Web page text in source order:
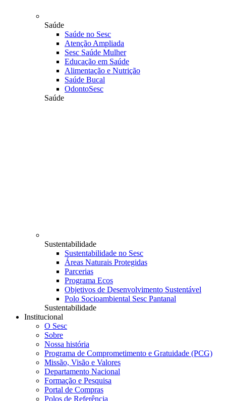
Saúde
Saúde no Sesc
Atenção Ampliada
Sesc Saúde Mulher
Educação em Saúde
Alimentação e Nutrição
Saúde Bucal
OdontoSesc
Saúde
Sustentabilidade
Sustentabilidade no Sesc
Áreas Naturais Protegidas
Parcerias
Programa Ecos
Objetivos de Desenvolvimento Sustentável
Polo Socioambiental Sesc Pantanal
Sustentabilidade
Institucional
O Sesc
Sobre
Nossa história
Programa de Comprometimento e Gratuidade (PCG)
Missão, Visão e Valores
Departamento Nacional
Formação e Pesquisa
Portal de Compras
Polos de Referência